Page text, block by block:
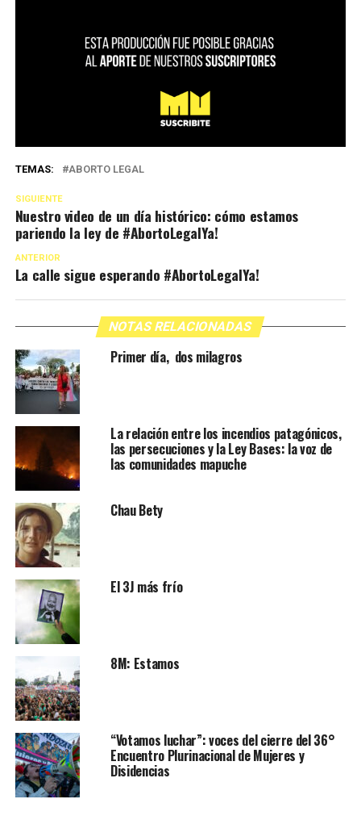
TEMAS: ABORTO LEGAL
SIGUIENTE
Nuestro video de un día histórico: cómo estamos
pariendo la ley de #AbortoLegalYa!
ANTERIOR
La calle sigue esperando #AbortoLegalYa!
NOTAS RELACIONADAS
Primer día, dos milagros
La relación entre los incendios patagónicos,
las persecuciones y la Ley Bases: la voz de
las comunidades mapuche
Chau Bety
El 3J más frío
8M: Estamos
“Votamos luchar”: voces del cierre del 36°
Encuentro Plurinacional de Mujeres y
Disidencias